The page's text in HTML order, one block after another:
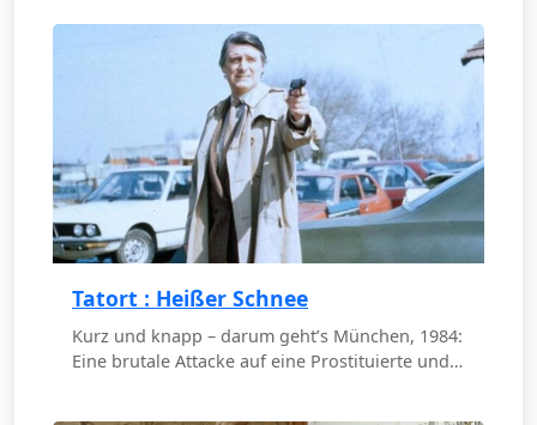
Tatort : Heißer Schnee
Kurz und knapp – darum geht’s München, 1984:
Eine brutale Attacke auf eine Prostituierte und…